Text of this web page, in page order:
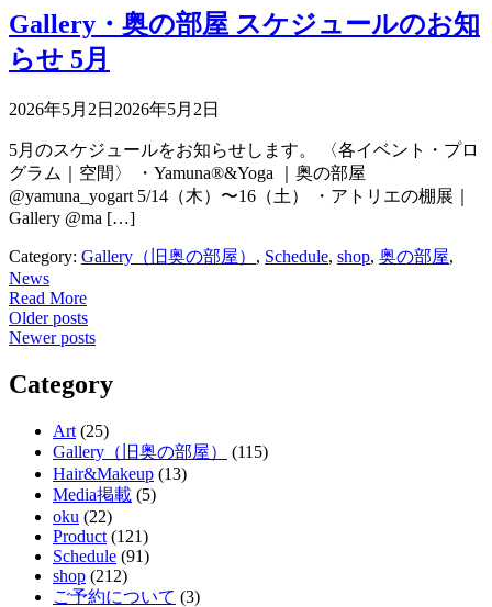
Gallery・奥の部屋 スケジュールのお知
らせ 5月
2026年5月2日 2026年5月2日
5月のスケジュールをお知らせします。 〈各イベント・プロ
グラム｜空間〉 ・Yamuna®︎&Yoga ｜奥の部屋
@yamuna_yogart 5/14（木）〜16（土） ・アトリエの棚展｜
Gallery @ma […]
Category: Gallery（旧奥の部屋） , Schedule, shop, 奥の部屋,
News
Read More
Posts
navigation
Older posts
Newer posts
Category
Art (25)
Gallery（旧奥の部屋）
(115)
Hair&Makeup (13)
Media掲載 (5)
oku (22)
Product (121)
Schedule (91)
shop (212)
ご予約について (3)